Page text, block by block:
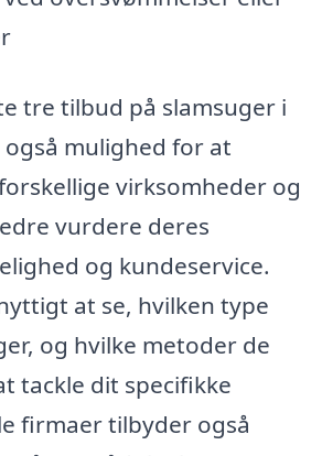
tre tilbud på slamsuger i
også mulighed for at
virksomheder og
vurdere deres
og kundeservice.
at se, hvilken type
og hvilke metoder de
tackle dit specifikke
firmaer tilbyder også